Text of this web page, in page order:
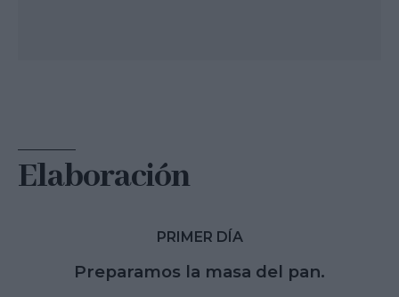
Elaboración
PRIMER DÍA
Preparamos la masa del pan.